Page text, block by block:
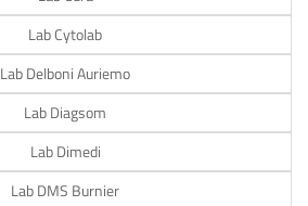
Lab Cytolab
Lab Delboni Auriemo
Lab Diagsom
Lab Dimedi
Lab DMS Burnier